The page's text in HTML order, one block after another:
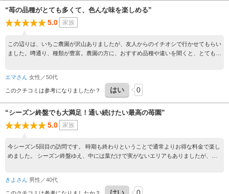
たいです
“苺の品種がとても多くて、色んな味を楽しめる”
5.0 家族
この辺りは、いちご農園が沢山ありましたが、友人からのイチオシで行かせてもらい
ました。噂通り、種類が豊富。農園の方に、おすすめ品種や違いを聞くと、とても丁
エマさん 女性／50代
このクチコミは参考になりましたか？ はい 0
“シーズン終盤でも大満足！通い続けたい最高の苺園”
5.0 家族
今シーズン5回目の訪問です。 時期も終わりということで通常よりお得な料金で楽し
めました。 シーズン終盤ゆえ、中には葉だけで実がないエリアもありましたが、そ
迎えてくださり、そのお人柄も含めて大好きな場所です。 今期は計5回お邪魔しまし
たが、来年もまた絶対にお願いしたいと思います。
きよさん 男性／40代